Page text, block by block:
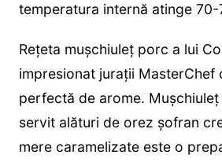
temperatura internă atinge
Rețeta mușchiuleț porc a lui
impresionat jurații MasterChef
perfectă de arome.
servit alături de orez șofran
mere caramelizate este o